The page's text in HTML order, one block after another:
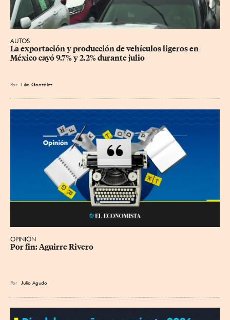
AUTOS
La exportación y producción de vehículos ligeros en
México cayó 9.7% y 2.2% durante julio
Por Lilia González
OPINIÓN
Por fin: Aguirre Rivero
Por Julio Agudo